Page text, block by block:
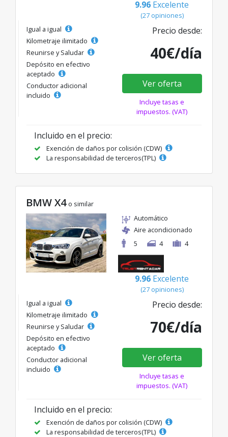
9.96 Excelente
(27 opiniones)
Igual a igual
Kilometraje ilimitado
Reunirse y Saludar
Depósito en efectivo
aceptado
Conductor adicional
incluido
Precio desde:
40€/día
Ver oferta
Incluye tasas e
impuestos. (VAT)
Incluido en el precio:
Exención de daños por colisión (CDW)
La responsabilidad de terceros(TPL)
BMW X4 o similar
Automático
Aire acondicionado
5
4 4
9.96 Excelente
(27 opiniones)
Igual a igual
Kilometraje ilimitado
Reunirse y Saludar
Depósito en efectivo
aceptado
Conductor adicional
incluido
Precio desde:
70€/día
Ver oferta
Incluye tasas e
impuestos. (VAT)
Incluido en el precio:
Exención de daños por colisión (CDW)
La responsabilidad de terceros(TPL)